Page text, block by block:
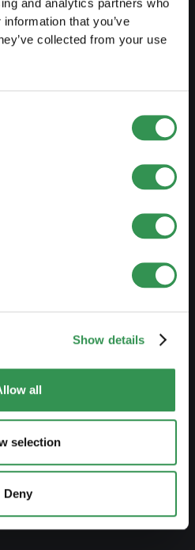
and analytics partners who
that you’ve
collected from your use
Show details
all
selection
Deny